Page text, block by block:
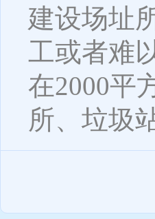
建设场址
工或者难
在2000平
所、垃圾